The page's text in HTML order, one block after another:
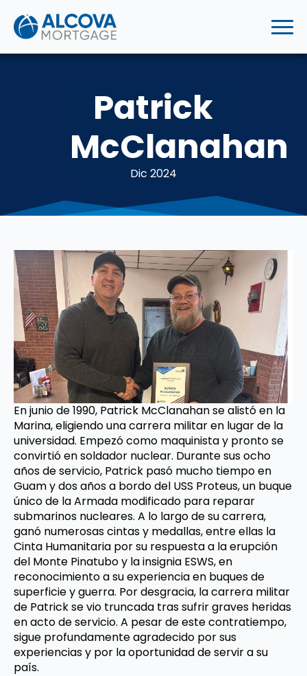
Patrick
McClanahan
Dic 2024
En junio de 1990, Patrick McClanahan se alistó en la
Marina, eligiendo una carrera militar en lugar de la
universidad. Empezó como maquinista y pronto se
convirtió en soldador nuclear. Durante sus ocho
años de servicio, Patrick pasó mucho tiempo en
Guam y dos años a bordo del USS Proteus, un buque
único de la Armada modificado para reparar
submarinos nucleares. A lo largo de su carrera,
ganó numerosas cintas y medallas, entre ellas la
Cinta Humanitaria por su respuesta a la erupción
del Monte Pinatubo y la insignia ESWS, en
reconocimiento a su experiencia en buques de
superficie y guerra. Por desgracia, la carrera militar
de Patrick se vio truncada tras sufrir graves heridas
en acto de servicio. A pesar de este contratiempo,
sigue profundamente agradecido por sus
experiencias y por la oportunidad de servir a su
país.